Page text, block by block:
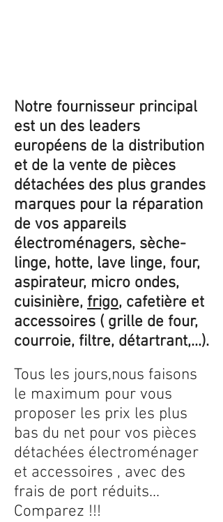
Notre fournisseur principal
est un des leaders
européens de la distribution
et de la vente de pièces
détachées des plus grandes
marques pour la réparation
de vos appareils
électroménagers, sèche-
linge, hotte, lave linge, four,
aspirateur, micro ondes,
cuisinière, frigo, cafetière et
accessoires ( grille de four,
courroie, filtre, détartrant,...).
Tous les jours,nous faisons
le maximum pour vous
proposer les prix les plus
bas du net pour vos pièces
détachées électroménager
et accessoires , avec des
frais de port réduits...
Comparez !!!